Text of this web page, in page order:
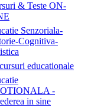
& Teste ON-
Senzoriala-
Cognitiva-
educationale
-
in sine